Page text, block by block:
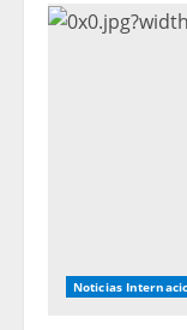
Noticias